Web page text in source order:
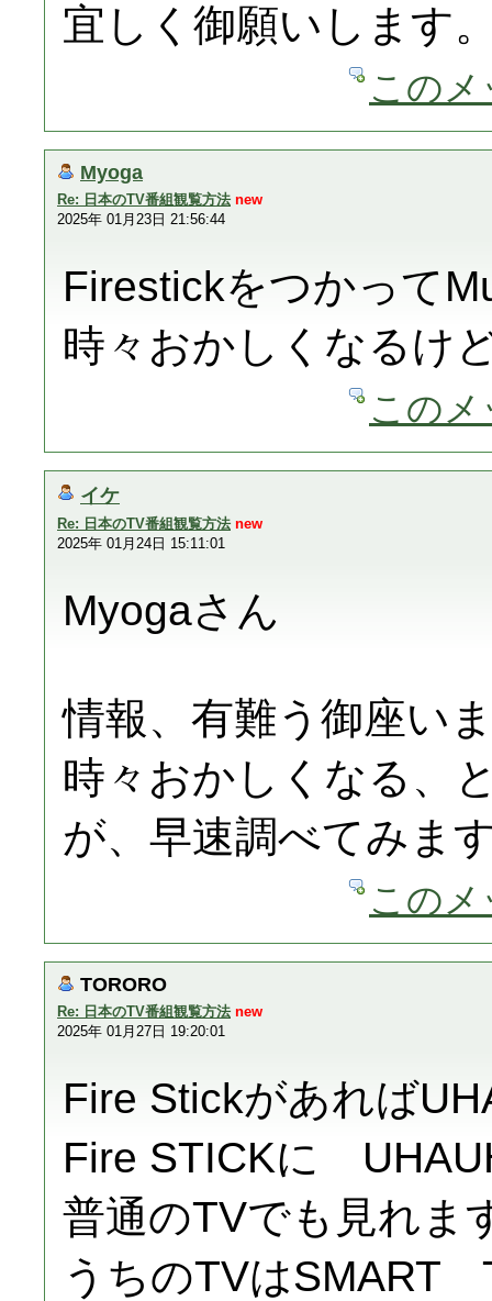
宜しく御願いします
この
Myoga
Re: 日本のTV番組観覧方法 new
2025年 01月23日 21:56:44
Firestickをつかって
時々おかしくなるけ
この
イケ
Re: 日本のTV番組観覧方法 new
2025年 01月24日 15:11:01
Myogaさん
情報、有難う御座い
時々おかしくなる、
が、早速調べてみま
この
TORORO
Re: 日本のTV番組観覧方法 new
2025年 01月27日 19:20:01
Fire Stickがあれば
Fire STICKに
普通のTVでも見れま
うちのTVはSMART